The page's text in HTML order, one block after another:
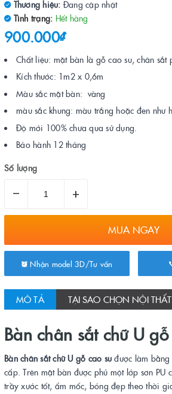
Thương hiệu: Đang cập nhật
Tình trạng: Hết hàng
900.000₫
Chất liệu: mặt bàn là gỗ cao su, chân sắt
Kích thước: 1m2 x 0,6m
Màu sắc mặt bàn: vàng
màu sắc khung: màu trắng hoặc đen như
Độ mới 100% chưa qua sử dụng.
Bảo hành 12 tháng
Số lượng
– +
MUA NGAY
Nhận model 3D/Tư vấn
MÔ TẢ TẠI SAO CHỌN NỘI
Bàn chân sắt chữ U
Bàn chân sắt chữ U gỗ cao su được làm
cấp. Trên mặt bàn được phủ một lớp sơn PU
trầy xước tốt, ẩm mốc, bóng đẹp theo thời